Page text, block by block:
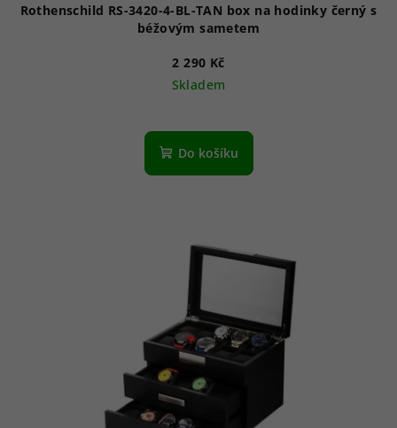
Rothenschild RS-3420-4-BL-TAN box na hodinky černý s
béžovým sametem
2 290 Kč
Skladem
Do košíku